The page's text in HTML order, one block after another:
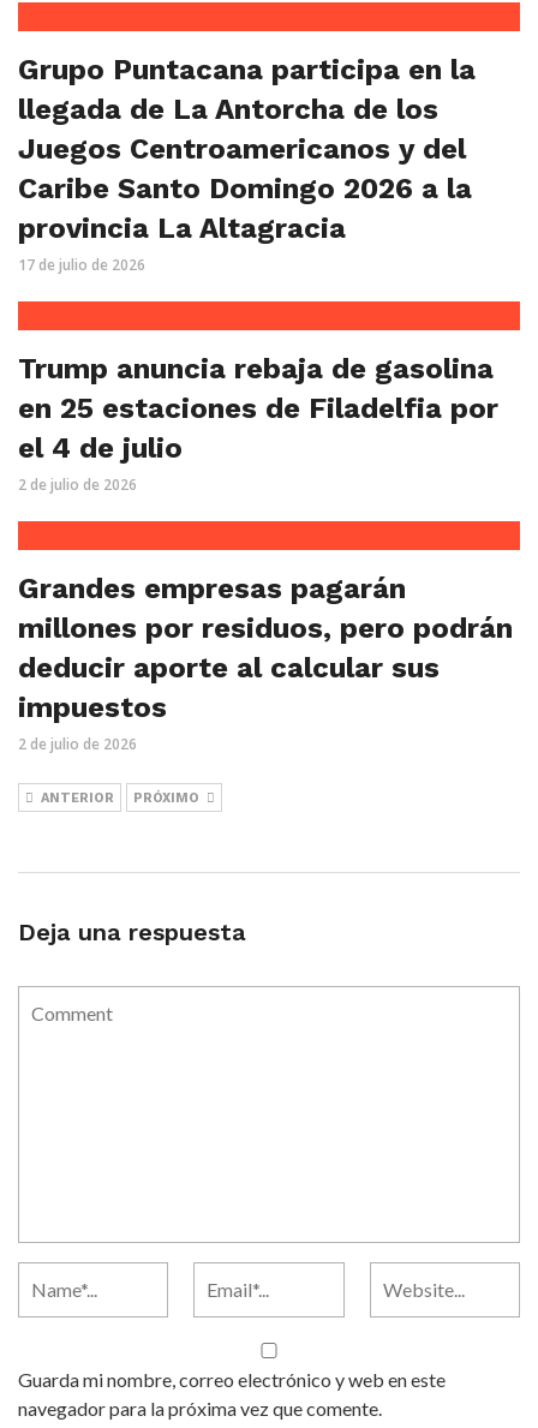
Grupo Puntacana participa en la
llegada de La Antorcha de los
Juegos Centroamericanos y del
Caribe Santo Domingo 2026 a la
provincia La Altagracia
17 de julio de 2026
Trump anuncia rebaja de gasolina
en 25 estaciones de Filadelfia por
el 4 de julio
2 de julio de 2026
Grandes empresas pagarán
millones por residuos, pero podrán
deducir aporte al calcular sus
impuestos
2 de julio de 2026
ANTERIOR PRÓXIMO
Deja una respuesta
Guarda mi nombre, correo electrónico y web en este
navegador para la próxima vez que comente.